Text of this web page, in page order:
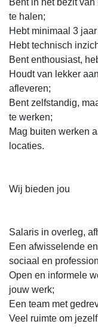
te halen;
Hebt minimaal 3
Hebt technisch
Bent enthousiast,
Houdt van lekker
afleveren;
Bent zelfstandig,
te werken;
Mag buiten werken
locaties.
Wij bieden jou
Salaris in overleg,
Een afwisselende
sociaal en
Open en informele
jouw werk;
Een team met
Veel ruimte om